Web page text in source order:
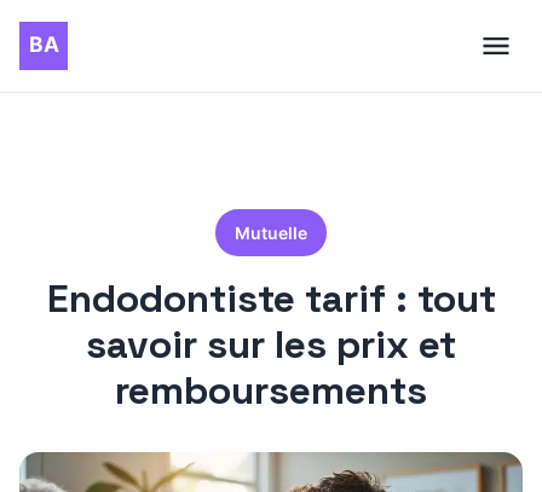
Mutuelle
Endodontiste tarif : tout
savoir sur les prix et
remboursements